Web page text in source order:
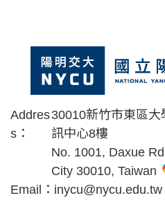
Addres
s：
30010新竹市東區
訊中心8樓
No. 1001, Daxue
City 30010, Taiwan
Email： inycu@nycu.edu.tw